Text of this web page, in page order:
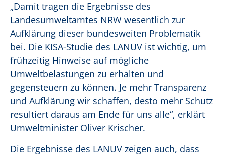
„Damit tragen die Ergebnisse des
Landesumweltamtes NRW wesentlich zur
Aufklärung dieser bundesweiten Problematik
bei. Die KISA-Studie des LANUV ist wichtig, um
frühzeitig Hinweise auf mögliche
Umweltbelastungen zu erhalten und
gegensteuern zu können. Je mehr Transparenz
und Aufklärung wir schaffen, desto mehr Schutz
resultiert daraus am Ende für uns alle“, erklärt
Umweltminister Oliver Krischer.
Die Ergebnisse des LANUV zeigen auch, dass